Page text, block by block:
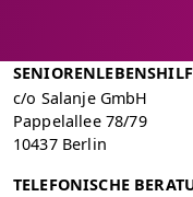
c/o Salanje GmbH
Pappelallee 78/79
10437 Berlin
TELEFONISCHE